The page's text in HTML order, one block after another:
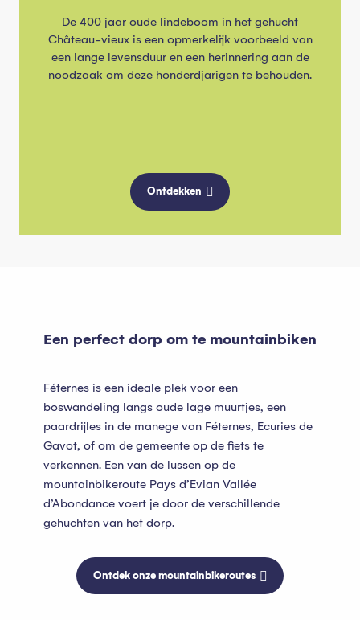
De 400 jaar oude lindeboom in het gehucht
Château-vieux is een opmerkelijk voorbeeld van
een lange levensduur en een herinnering aan de
noodzaak om deze honderdjarigen te behouden.
Ontdekken
Een perfect dorp om te mountainbiken
Féternes is een ideale plek voor een
boswandeling langs oude lage muurtjes, een
paardrijles in de manege van Féternes, Ecuries de
Gavot, of om de gemeente op de fiets te
verkennen. Een van de lussen op de
mountainbikeroute Pays d’Evian Vallée
d’Abondance voert je door de verschillende
gehuchten van het dorp.
Ontdek onze mountainbikeroutes